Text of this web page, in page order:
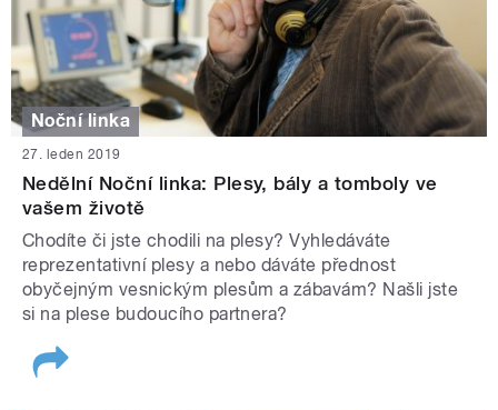
Noční linka
27. leden 2019
Nedělní Noční linka: Plesy, bály a tomboly ve
vašem životě
Chodíte či jste chodili na plesy? Vyhledáváte
reprezentativní plesy a nebo dáváte přednost
obyčejným vesnickým plesům a zábavám? Našli jste
si na plese budoucího partnera?